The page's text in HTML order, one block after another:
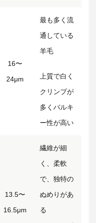
16〜
24μm
最も多く流
通している
羊毛
上質で白く
クリンプが
多くバルキ
ー性が高い
13.5〜
16.5μm
繊維が細
く、柔軟
で、独特の
ぬめりがあ
る